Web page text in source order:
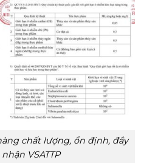
chất lượng, ổn định, đầy
VSATTP